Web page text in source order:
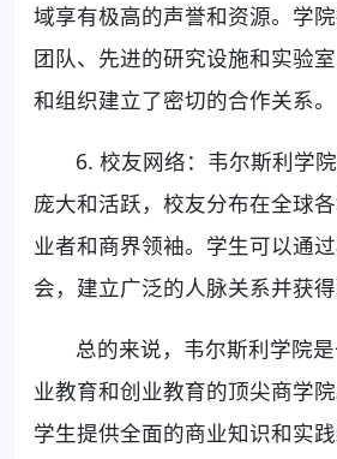
域享有极高的声誉和资源。学
团队、先进的研究设施和实验
和组织建立了密切的合作关系。
6. 校友网络：韦尔斯利学
庞大和活跃，校友分布在全球
业者和商界领袖。学生可以通
会，建立广泛的人脉关系并获得
总的来说，韦尔斯利学院
业教育和创业教育的顶尖商学
学生提供全面的商业知识和实